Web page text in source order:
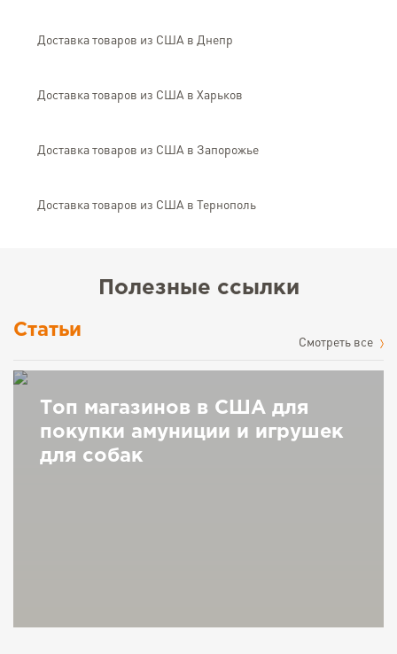
Доставка товаров из США в Днепр
Доставка товаров из США в Харьков
Доставка товаров из США в Запорожье
Доставка товаров из США в Тернополь
Полезные ссылки
Статьи
Cмотреть все
Топ магазинов в США для
покупки амуниции и игрушек
для собак